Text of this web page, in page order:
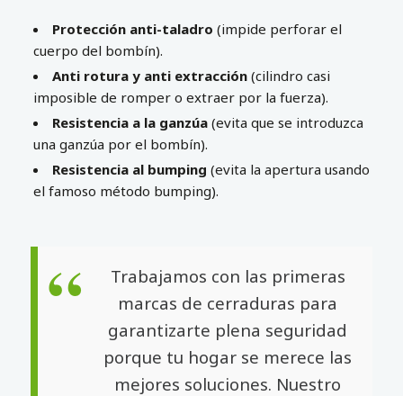
Protección anti-taladro(impide perforar el
cuerpo del bombín).
Anti rotura y anti extracción (cilindro casi
imposible de romper o extraer por la fuerza).
Resistencia a la ganzúa (evita que se introduzca
una ganzúa por el bombín).
Resistencia al bumping (evita la apertura usando
el famoso método bumping).
Trabajamos con las primeras
marcas de cerraduras para
garantizarte plena seguridad
porque tu hogar se merece las
mejores soluciones. Nuestro